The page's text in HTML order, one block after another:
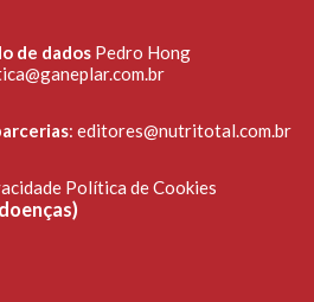
de dados Pedro Hong
: editores@nutritotal.com.br
Política de Cookies